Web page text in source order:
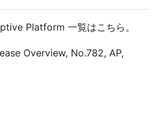
Platform 一覧はこちら。
Overview, No.782, AP,